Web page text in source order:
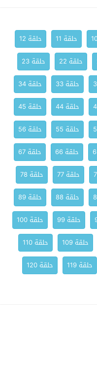
حلقة 11
حلقة 12
حلقة 22
حلقة 23
حلقة 33
حلقة 34
حلقة 44
حلقة 45
حلقة 55
حلقة 56
حلقة 66
حلقة 67
حلقة 77
حلقة 78
حلقة 88
حلقة 89
حلقة 99
حلقة 100
حلقة 109
حلقة 110
حلقة 119
حلقة 120